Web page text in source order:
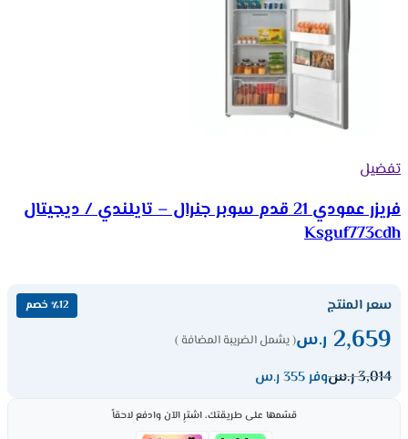
تفضيل
فريزر عمودي 21 قدم سوبر جنرال – تايلندي / ديجيتال
Ksguf773cdh
سعر المنتج ٪12 خصم
2,659 ر.س( يشمل الضريبة المضافة )
3,014ر.سوفر 355 ر.س
قسّمها على طريقتك، اشترِ الآن وادفع لاحقاً